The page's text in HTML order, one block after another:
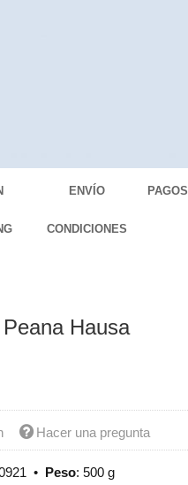
ENVÍO
CONDICIONES
PAGOS
Hausa
Hacer una pregunta
• Peso:500 g